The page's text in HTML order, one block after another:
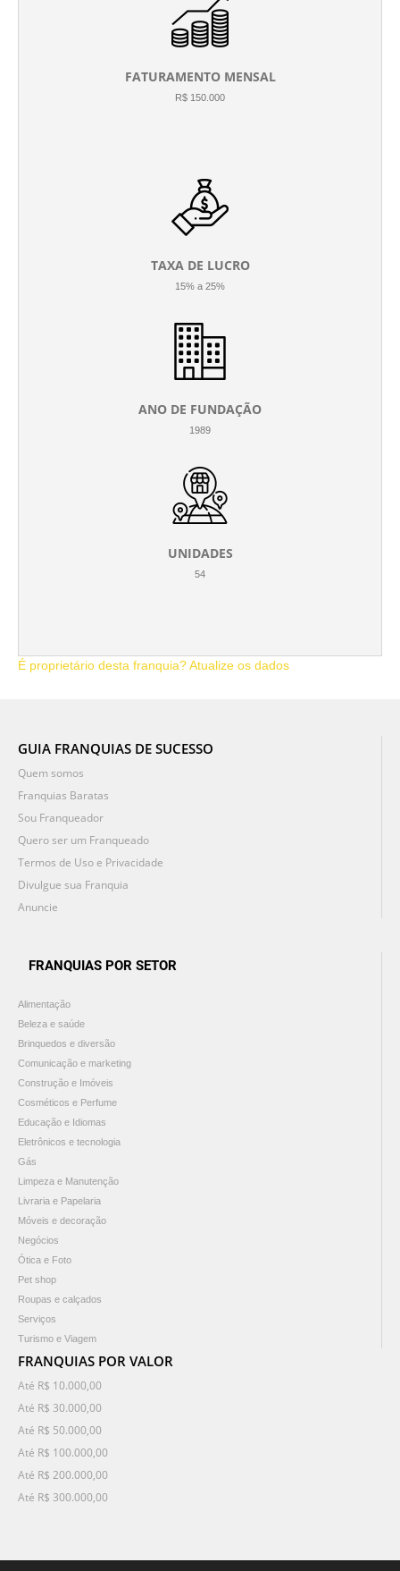
FATURAMENTO MENSAL
R$ 150.000
TAXA DE LUCRO
15% a 25%
ANO DE FUNDAÇÃO
1989
UNIDADES
54
É proprietário desta franquia? Atualize os dados
GUIA FRANQUIAS DE SUCESSO
Quem somos
Franquias Baratas
Sou Franqueador
Quero ser um Franqueado
Termos de Uso e Privacidade
Divulgue sua Franquia
Anuncie
FRANQUIAS POR SETOR
Alimentação
Beleza e saúde
Brinquedos e diversão
Comunicação e marketing
Construção e Imóveis
Cosméticos e Perfume
Educação e Idiomas
Eletrônicos e tecnologia
Gás
Limpeza e Manutenção
Livraria e Papelaria
Móveis e decoração
Negócios
Ótica e Foto
Pet shop
Roupas e calçados
Serviços
Turismo e Viagem
FRANQUIAS POR VALOR
Até R$ 10.000,00
Até R$ 30.000,00
Até R$ 50.000,00
Até R$ 100.000,00
Até R$ 200.000,00
Até R$ 300.000,00